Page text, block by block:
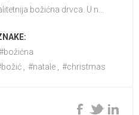
božićna drvca. U n...
#natale #christmas